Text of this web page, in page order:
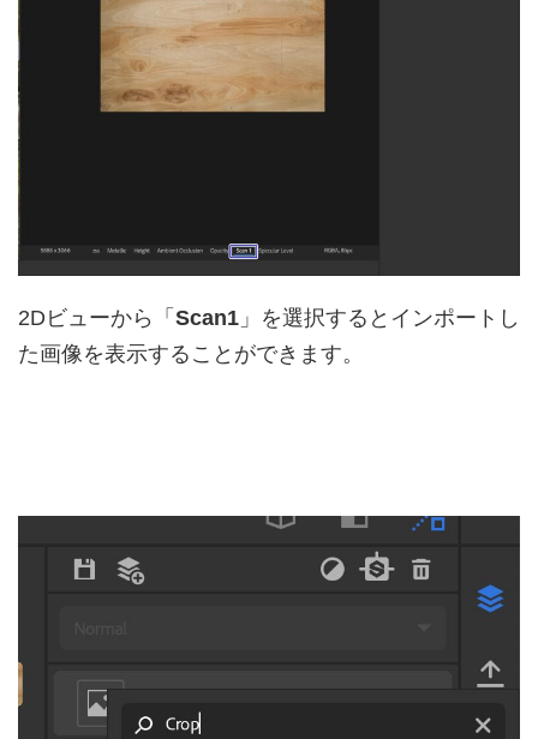
2Dビューから「 Scan1 」を選択するとインポートし
た画像を表示することができます。